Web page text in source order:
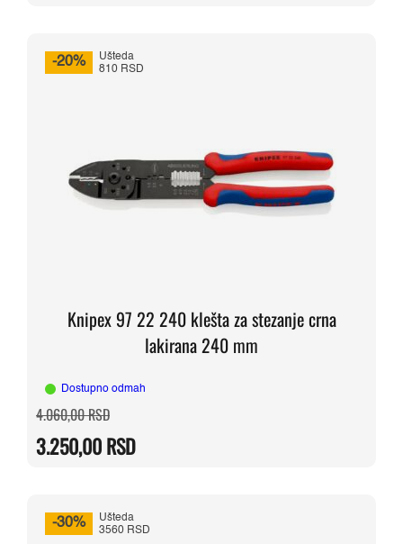
-20%
Ušteda
810 RSD
Knipex 97 22 240 klešta za stezanje crna
lakirana 240 mm
Dostupno odmah
4.060,00RSDOriginalna
cena
bila:
4.060,00 RSD.
3.250,00RSD
Trenutna
cena
3.250,00 RSD.
-30%
Ušteda
3560 RSD